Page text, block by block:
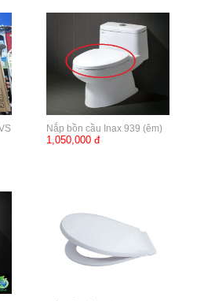
Nắp bồn cầu Inax 939 (êm)
1,050,000 đ